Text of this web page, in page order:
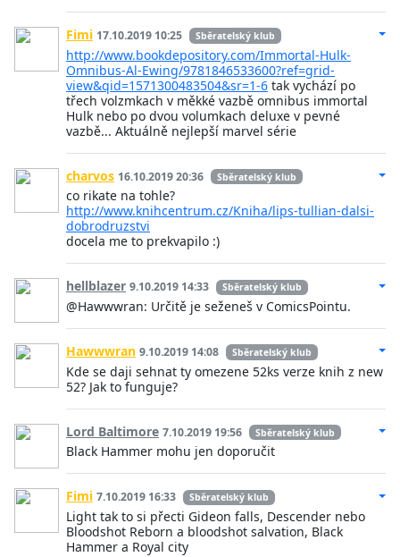
Fimi 17.10.2019 10:25 Sběratelský klub
http://www.bookdepository.com/Immortal-Hulk-
Omnibus-Al-Ewing/9781846533600?ref=grid-
view&qid=1571300483504&sr=1-6 tak vychází po
třech volzmkach v měkké vazbě omnibus immortal
Hulk nebo po dvou volumkach deluxe v pevné
vazbě... Aktuálně nejlepší marvel série
charvos 16.10.2019 20:36 Sběratelský klub
co rikate na tohle?
http://www.knihcentrum.cz/Kniha/lips-tullian-dalsi-
dobrodruzstvi
docela me to prekvapilo :)
hellblazer 9.10.2019 14:33 Sběratelský klub
@Hawwwran: Určitě je seženeš v ComicsPointu.
Hawwwran 9.10.2019 14:08 Sběratelský klub
Kde se daji sehnat ty omezene 52ks verze knih z new
52? Jak to funguje?
Lord Baltimore 7.10.2019 19:56 Sběratelský klub
Black Hammer mohu jen doporučit
Fimi 7.10.2019 16:33 Sběratelský klub
Light tak to si přecti Gideon falls, Descender nebo
Bloodshot Reborn a bloodshot salvation, Black
Hammer a Royal city